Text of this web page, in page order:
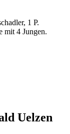
1 P.
mit 4 Jungen.
Uelzen